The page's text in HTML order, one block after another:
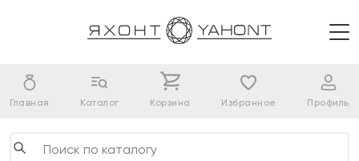
Главная Каталог Корзина Избранное Профиль